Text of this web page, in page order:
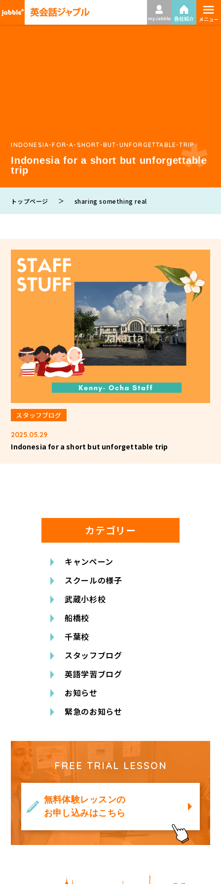
my Jabble 各校紹介 ≡
メニュー
INDONESIA-FOR-A-SHORT-BUT-UNFORGETTABLE-TRIP
Indonesia for a short but unforgettable
trip
トップページ ＞ sharing something real
スタッフブログ
2025.05.29
Indonesia for a short but unforgettable trip
カテゴリー
キャンペーン
スクールの様子
武蔵小杉校
船橋校
千葉校
スタッフブログ
英語学習ブログ
お知らせ
緊急のお知らせ
FREE TRIAL LESSON
無料体験レッスンの
お申し込みはこちら